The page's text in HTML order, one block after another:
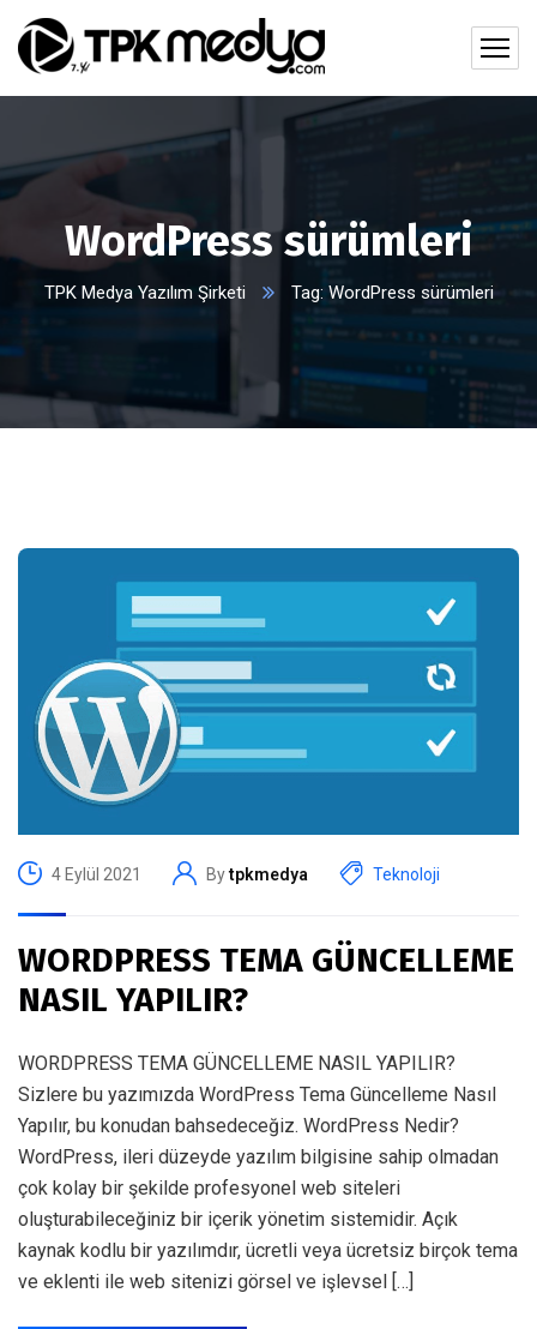
WordPress sürümleri
TPK Medya Yazılım Şirketi Tag: WordPress sürümleri
4 Eylül 2021 Bytpkmedya Teknoloji
WORDPRESS TEMA GÜNCELLEME
NASIL YAPILIR?
WORDPRESS TEMA GÜNCELLEME NASIL YAPILIR?
Sizlere bu yazımızda WordPress Tema Güncelleme Nasıl
Yapılır, bu konudan bahsedeceğiz. WordPress Nedir?
WordPress, ileri düzeyde yazılım bilgisine sahip olmadan
çok kolay bir şekilde profesyonel web siteleri
oluşturabileceğiniz bir içerik yönetim sistemidir. Açık
kaynak kodlu bir yazılımdır, ücretli veya ücretsiz birçok tema
ve eklenti ile web sitenizi görsel ve işlevsel […]